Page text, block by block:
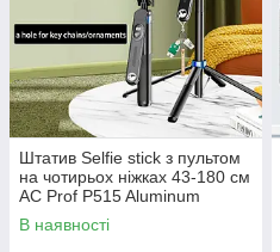
Штатив Selfie stick з пультом
на чотирьох ніжках 43-180 см
AC Prof P515 Aluminum
В наявності